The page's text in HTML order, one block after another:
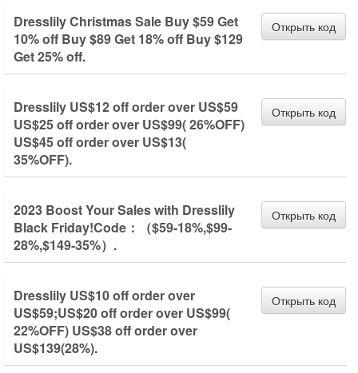
Dresslily Christmas Sale Buy $59 Get
10% off Buy $89 Get 18% off Buy $129
Get 25% off.
Открыть код
Dresslily US$12 off order over US$59
US$25 off order over US$99( 26%OFF)
US$45 off order over US$13(
35%OFF).
Открыть код
2023 Boost Your Sales with Dresslily
Black Friday!Code：（$59-18%,$99-
28%,$149-35%）.
Открыть код
Dresslily US$10 off order over
US$59;US$20 off order over US$99(
22%OFF) US$38 off order over
US$139(28%).
Открыть код